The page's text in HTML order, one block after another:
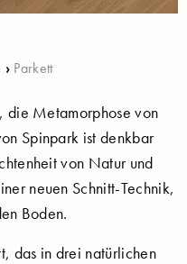
› Parkett
die Metamorphose von
Spinpark ist denkbar
von Natur und
neuen Schnitt-Technik,
Boden.
das in drei natürlichen